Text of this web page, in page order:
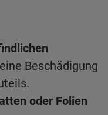
Beschädigung
oder Folien